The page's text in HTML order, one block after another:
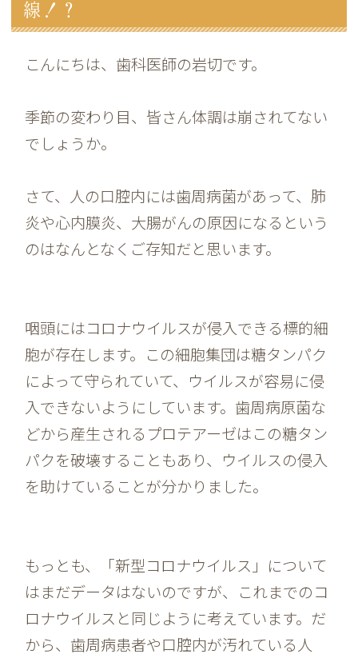
線！？
こんにちは、歯科医師の岩切です。
季節の変わり目、皆さん体調は崩されてない
でしょうか。
さて、人の口腔内には歯周病菌があって、肺
炎や心内膜炎、大腸がんの原因になるという
のはなんとなくご存知だと思います。
咽頭にはコロナウイルスが侵入できる標的細
胞が存在します。この細胞集団は糖タンパク
によって守られていて、ウイルスが容易に侵
入できないようにしています。歯周病原菌な
どから産生されるプロテアーゼはこの糖タン
パクを破壊することもあり、ウイルスの侵入
を助けていることが分かりました。
もっとも、「新型コロナウイルス」について
はまだデータはないのですが、これまでのコ
ロナウイルスと同じように考えています。だ
から、歯周病患者や口腔内が汚れている人